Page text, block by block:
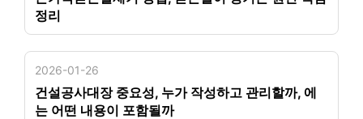
정리
2026-01-26
건설공사대장 중요성, 누가 작성하고 관리할까, 에
는 어떤 내용이 포함될까